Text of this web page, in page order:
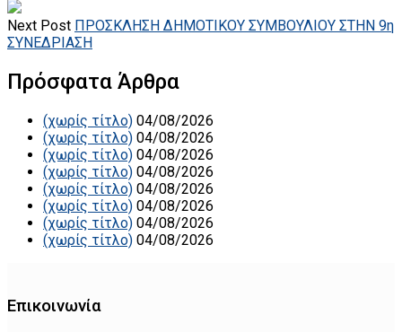
Next Post ΠΡΟΣΚΛΗΣΗ ΔΗΜΟΤΙΚΟΥ ΣΥΜΒΟΥΛΙΟΥ ΣΤΗΝ 9η
ΣΥΝΕΔΡΙΑΣΗ
Πρόσφατα Άρθρα
(χωρίς τίτλο) 04/08/2026
(χωρίς τίτλο) 04/08/2026
(χωρίς τίτλο) 04/08/2026
(χωρίς τίτλο) 04/08/2026
(χωρίς τίτλο) 04/08/2026
(χωρίς τίτλο) 04/08/2026
(χωρίς τίτλο) 04/08/2026
(χωρίς τίτλο) 04/08/2026
Επικοινωνία